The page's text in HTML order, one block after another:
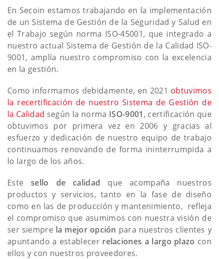
En Secoin estamos trabajando en la implementación
de un Sistema de Gestión de la Seguridad y Salud en
el Trabajo según norma ISO-45001, que integrado a
nuestro actual Sistema de Gestión de la Calidad ISO-
9001, amplía nuestro compromiso con la excelencia
en la gestión.
Como informamos debidamente, en 2021 obtuvimos
la recertificación de nuestro Sistema de Gestión de
la Calidad según la norma ISO-9001 , certificación que
obtuvimos por primera vez en 2006 y gracias al
esfuerzo y dedicación de nuestro equipo de trabajo
continuamos renovando de forma ininterrumpida a
lo largo de los años.
Estesello de calidad que acompaña nuestros
productos y servicios, tanto en la fase de diseño
como en las de producción y mantenimiento, refleja
el compromiso que asumimos con nuestra visión de
ser siempre la mejor opción para nuestros clientes y
apuntando a establecer relaciones a largo plazo con
ellos y con nuestros proveedores.